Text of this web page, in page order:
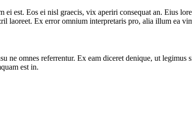
est. Eos ei nisl graecis, vix aperiri consequat an. Eius
laoreet. Ex error omnium interpretaris pro, alia illum ea
ne omnes referrentur. Ex eam diceret denique, ut legimus
est in.